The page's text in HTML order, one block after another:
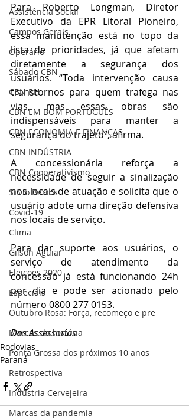
Assistência Social
Campos Gerais
Operário
Sábado CBN
CBN RH
CBN EM BOM PORTUGUÊS
CBN ECONOMIA E FINANÇAS
CBN INDÚSTRIA
CBN Cooperativismo
Silvio Barros
Covid-19
Clima
Gilson Aguiar
Eleições 2020
Especiais
Outubro Rosa: Força, recomeço e pre
Marcas da história
Ponta Grossa dos próximos 10 anos
Retrospectiva
Indústria Cervejeira
Marcas da pandemia
Para Roberto Longman, Diretor
Executivo da EPR Litoral Pioneiro,
essa manutenção está no topo da
lista de prioridades, já que afetam
diretamente a segurança dos
usuários. “Toda intervenção causa
transtornos para quem trafega nas
vias, mas essas obras são
indispensáveis para manter a
segurança do trajeto”, afirma.
A concessionária reforça a
necessidade de seguir a sinalização
nos locais de atuação e solicita que o
usuário adote uma direção defensiva
nos locais de serviço.
Para dar suporte aos usuários, o
serviço de atendimento da
concessão já está funcionando 24h
por dia e pode ser acionado pelo
número 0800 277 0153.
Das Assessorias
Rodovias
Paraná